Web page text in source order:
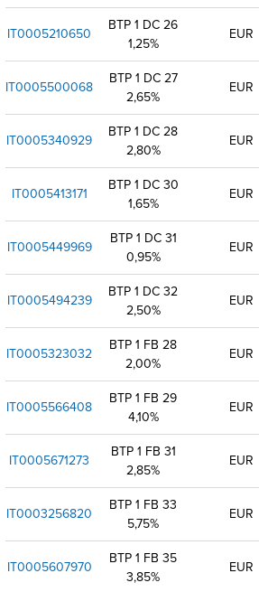
IT0005210650
BTP 1 DC 26
1,25%
EUR
IT0005500068
BTP 1 DC 27
2,65%
EUR
IT0005340929
BTP 1 DC 28
2,80%
EUR
IT0005413171
BTP 1 DC 30
1,65%
EUR
IT0005449969
BTP 1 DC 31
0,95%
EUR
IT0005494239
BTP 1 DC 32
2,50%
EUR
IT0005323032
BTP 1 FB 28
2,00%
EUR
IT0005566408
BTP 1 FB 29
4,10%
EUR
IT0005671273
BTP 1 FB 31
2,85%
EUR
IT0003256820
BTP 1 FB 33
5,75%
EUR
IT0005607970
BTP 1 FB 35
3,85%
EUR